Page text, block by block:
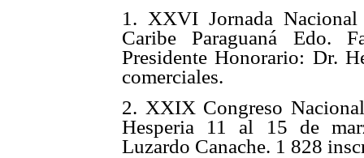
1. XXVI Jornada
Caribe Paraguaná Edo.
Presidente Honorario: Dr.
comerciales.
2. XXIX Congreso
Hesperia 11 al 15 de
Luzardo Canache. 1 828